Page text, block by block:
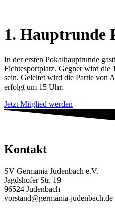
1. Hauptrunde
In der ersten Pokalhauptrunde
Fichtesportplatz. Gegner wird die
sein. Geleitet wird die Partie von
erfolgt um 15 Uhr.
Jetzt Mitglied werden
Kontakt
SV Germania Judenbach e.V.
Jagdshofer Str. 19
96524 Judenbach
vorstand@germania-judenbach.de